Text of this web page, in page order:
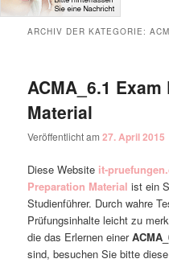
ARCHIV DER KATEGORIE:
ACMA_6.1
Material
Veröffentlicht am27. April 2015
Diese Website it-
Preparation Material ist ein
Studienführer. Durch wahre
Prüfungsinhalte leicht zu
die das Erlernen einer
sind, besuchen Sie bitte